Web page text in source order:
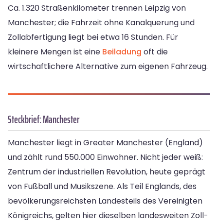
Ca. 1.320 Straßenkilometer trennen Leipzig von
Manchester; die Fahrzeit ohne Kanalquerung und
Zollabfertigung liegt bei etwa 16 Stunden. Für
kleinere Mengen ist eine Beiladung oft die
wirtschaftlichere Alternative zum eigenen Fahrzeug.
Steckbrief: Manchester
Manchester liegt in Greater Manchester (England)
und zählt rund 550.000 Einwohner. Nicht jeder weiß:
Zentrum der industriellen Revolution, heute geprägt
von Fußball und Musikszene. Als Teil Englands, des
bevölkerungsreichsten Landesteils des Vereinigten
Königreichs, gelten hier dieselben landesweiten Zoll-